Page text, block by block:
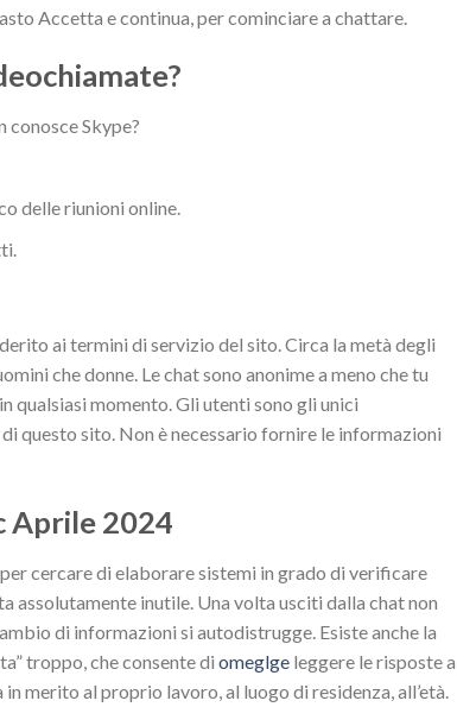
Accetta e continua, per cominciare a chattare.
conosce Skype?
delle riunioni online.
ai termini di servizio del sito. Circa la metà degli
che donne. Le chat sono anonime a meno che tu
qualsiasi momento. Gli utenti sono gli unici
questo sito. Non è necessario fornire le informazioni
Aprile 2024
cercare di elaborare sistemi in grado di verificare
assolutamente inutile. Una volta usciti dalla chat non
di informazioni si autodistrugge. Esiste anche la
troppo, che consente di omeglge leggere le risposte a
merito al proprio lavoro, al luogo di residenza, all’età.